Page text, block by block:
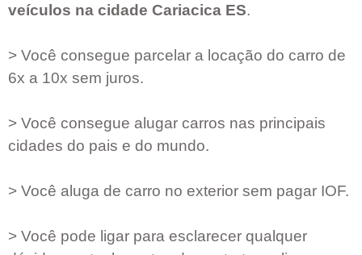
veículos na cidade Cariacica ES.
> Você consegue parcelar a locação do carro de
6x a 10x sem juros.
> Você consegue alugar carros nas principais
cidades do pais e do mundo.
> Você aluga de carro no exterior sem pagar IOF.
> Você pode ligar para esclarecer qualquer